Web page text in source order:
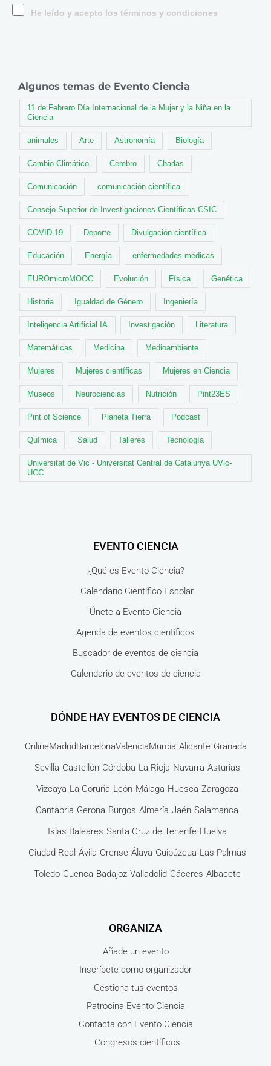
He leído y acepto los términos y condiciones
Algunos temas de Evento Ciencia
11 de Febrero Día Internacional de la Mujer y la Niña en la
Ciencia
animales Arte Astronomía Biología
Cambio Climático Cerebro Charlas
Comunicación comunicación científica
Consejo Superior de Investigaciones Científicas CSIC
COVID-19 Deporte Divulgación científica
Educación Energía enfermedades médicas
EUROmicroMOOC Evolución Física Genética
Historia Igualdad de Género Ingeniería
Inteligencia Artificial IA Investigación Literatura
Matemáticas Medicina Medioambiente
Mujeres Mujeres científicas Mujeres en Ciencia
Museos Neurociencias Nutrición Pint23ES
Pint of Science Planeta Tierra Podcast
Química Salud Talleres Tecnología
Universitat de Vic - Universitat Central de Catalunya UVic-
UCC
EVENTO CIENCIA
¿Qué es Evento Ciencia?
Calendario Científico Escolar
Únete a Evento Ciencia
Agenda de eventos científicos
Buscador de eventos de ciencia
Calendario de eventos de ciencia
DÓNDE HAY EVENTOS DE CIENCIA
OnlineMadridBarcelonaValenciaMurcia Alicante Granada
Sevilla Castellón Córdoba La Rioja Navarra Asturias
Vizcaya La Coruña León Málaga Huesca Zaragoza
Cantabria Gerona Burgos Almería Jaén Salamanca
Islas Baleares Santa Cruz de Tenerife Huelva
Ciudad Real Ávila Orense Álava Guipúzcua Las Palmas
Toledo Cuenca Badajoz Valladolid Cáceres Albacete
ORGANIZA
Añade un evento
Inscríbete como organizador
Gestiona tus eventos
Patrocina Evento Ciencia
Contacta con Evento Ciencia
Congresos científicos